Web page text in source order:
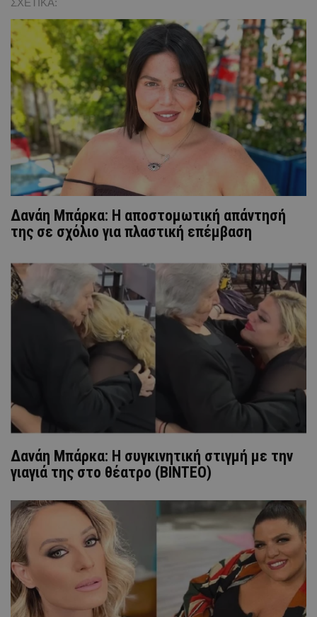
Δανάη Μπάρκα: Η αποστομωτική απάντησή
της σε σχόλιο για πλαστική επέμβαση
Δανάη Μπάρκα: Η συγκινητική στιγμή με την
γιαγιά της στο θέατρο (ΒΙΝΤΕΟ)